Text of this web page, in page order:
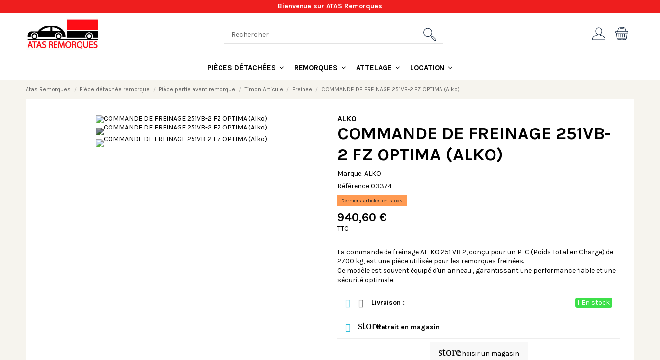
Bienvenue sur ATAS Remorques
PIÈCES DÉTACHÉES REMORQUES ATTELAGE LOCATION
Atas Remorques Pièce détachée remorque Pièce partie avant remorque Timon Articule Freinee COMMANDE DE FREINAGE 251VB-2 FZ OPTIMA (Alko)
ALKO
COMMANDE DE FREINAGE 251VB-
2 FZ OPTIMA (ALKO)
Marque: ALKO
Référence03374
Derniers articles en stock
940,60 €
TTC
La commande de freinage AL-KO 251 VB 2, conçu pour un PTC (Poids Total en Charge) de
2700 kg, est une pièce utilisée pour les remorques freinées.
Ce modèle est souvent équipé d'un anneau , garantissant une performance fiable et une
sécurité optimale.
Livraison : 1 En stock
storeRetrait en magasin
storeChoisir un magasin